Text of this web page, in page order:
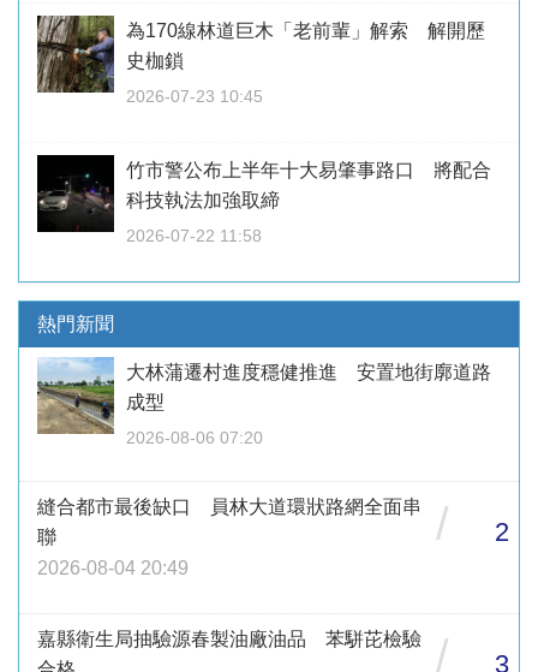
為170線林道巨木「老前輩」解索 解開歷
史枷鎖
2026-07-23 10:45
竹市警公布上半年十大易肇事路口 將配合
科技執法加強取締
2026-07-22 11:58
熱門新聞
大林蒲遷村進度穩健推進 安置地街廓道路
成型
2026-08-06 07:20
縫合都市最後缺口 員林大道環狀路網全面串
聯
2026-08-04 20:49
/ 2
嘉縣衛生局抽驗源春製油廠油品 苯駢芘檢驗
/ 3